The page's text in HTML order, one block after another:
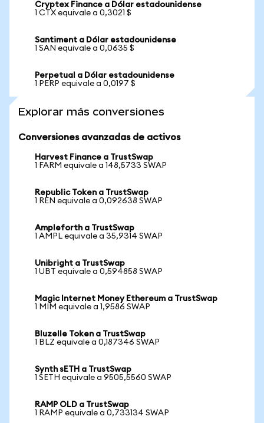
Cryptex Finance a Dólar estadounidense
1 CTX equivale a 0,3021 $
Santiment a Dólar estadounidense
1 SAN equivale a 0,0635 $
Perpetual a Dólar estadounidense
1 PERP equivale a 0,0197 $
Explorar más conversiones
Conversiones avanzadas de activos
Harvest Finance a TrustSwap
1 FARM equivale a 148,5733 SWAP
Republic Token a TrustSwap
1 REN equivale a 0,092638 SWAP
Ampleforth a TrustSwap
1 AMPL equivale a 35,9314 SWAP
Unibright a TrustSwap
1 UBT equivale a 0,594858 SWAP
Magic Internet Money Ethereum a TrustSwap
1 MIM equivale a 1,9586 SWAP
Bluzelle Token a TrustSwap
1 BLZ equivale a 0,187346 SWAP
Synth sETH a TrustSwap
1 SETH equivale a 9505,5560 SWAP
RAMP OLD a TrustSwap
1 RAMP equivale a 0,733134 SWAP